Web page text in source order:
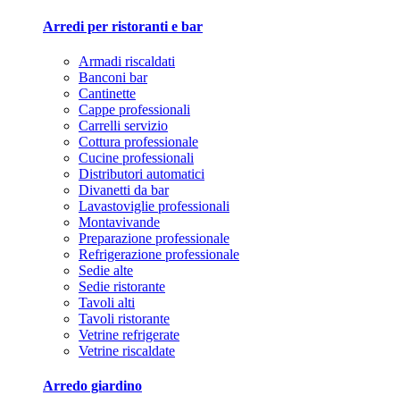
Arredi per ristoranti e bar
Armadi riscaldati
Banconi bar
Cantinette
Cappe professionali
Carrelli servizio
Cottura professionale
Cucine professionali
Distributori automatici
Divanetti da bar
Lavastoviglie professionali
Montavivande
Preparazione professionale
Refrigerazione professionale
Sedie alte
Sedie ristorante
Tavoli alti
Tavoli ristorante
Vetrine refrigerate
Vetrine riscaldate
Arredo giardino